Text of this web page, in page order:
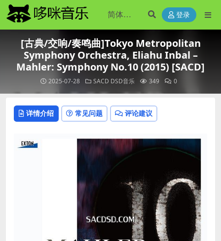
登录
[古典/交响/奏鸣曲]Tokyo Metropolitan
Symphony Orchestra, Eliahu Inbal –
Mahler: Symphony No.10 (2015) [SACD]
2025-07-28 SACD DSD音乐 349 0
详情介绍 常见问题 评论建议